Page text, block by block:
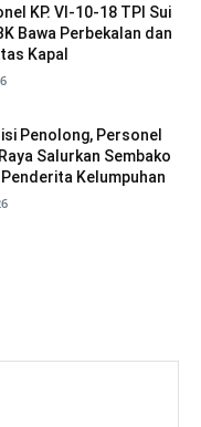
KP. VI-10-18 TPI Sui
Bawa Perbekalan dan
Kapal
Penolong, Personel
Salurkan Sembako
Kelumpuhan